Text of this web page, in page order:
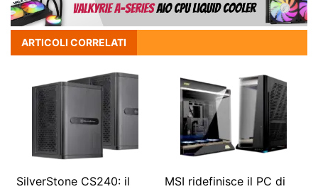
ARTICOLI CORRELATI
SilverStone CS240: il
MSI ridefinisce il PC di